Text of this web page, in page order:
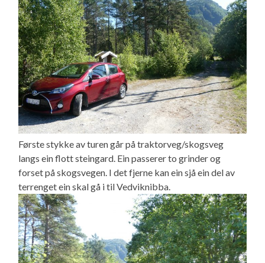
Første stykke av turen går på traktorveg/skogsveg
langs ein flott steingard. Ein passerer to grinder og
forset på skogsvegen. I det fjerne kan ein sjå ein del av
terrenget ein skal gå i til Vedviknibba.